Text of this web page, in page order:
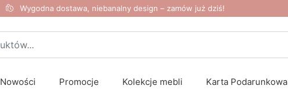
Wygodna dostawa, niebanalny design – zamów już dziś!
Nowości Promocje Kolekcje mebli Karta Podarunkowa